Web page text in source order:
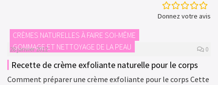
Donnez votre avis
CRÈMES NATURELLES À FAIRE SOI-MÊME
GOMMAGE ET NETTOYAGE DE LA PEAU
28 janvier 2012 0
Recette de crème exfoliante naturelle pour le corps
Comment préparer une crème exfoliante pour le corps Cette